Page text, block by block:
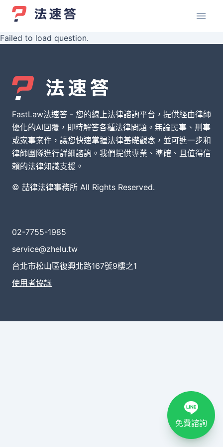
Failed to load question.
FastLaw法速答 - 您的線上法律諮詢平台，提供經由律師
優化的AI回覆，即時解答各種法律問題。無論民事、刑事
或家事案件，讓您快速掌握法律基礎觀念，並可進一步和
律師團隊進行詳細諮詢。我們提供專業、準確、且值得信
賴的法律知識支援。
© 喆律法律事務所 All Rights Reserved.
02-7755-1985
service@zhelu.tw
台北市松山區復興北路167號9樓之1
使用者協議
免費諮詢